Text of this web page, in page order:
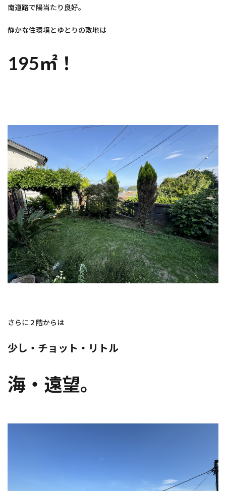
南道路で陽当たり良好。
静かな住環境とゆとりの敷地は
195㎡！
さらに２階からは
少し・チョット・リトル
海・遠望。